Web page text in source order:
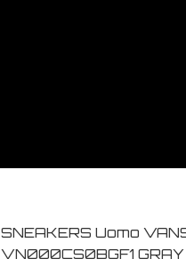
SNEAKERS Uomo
VN000CS0BGF1 GRAY